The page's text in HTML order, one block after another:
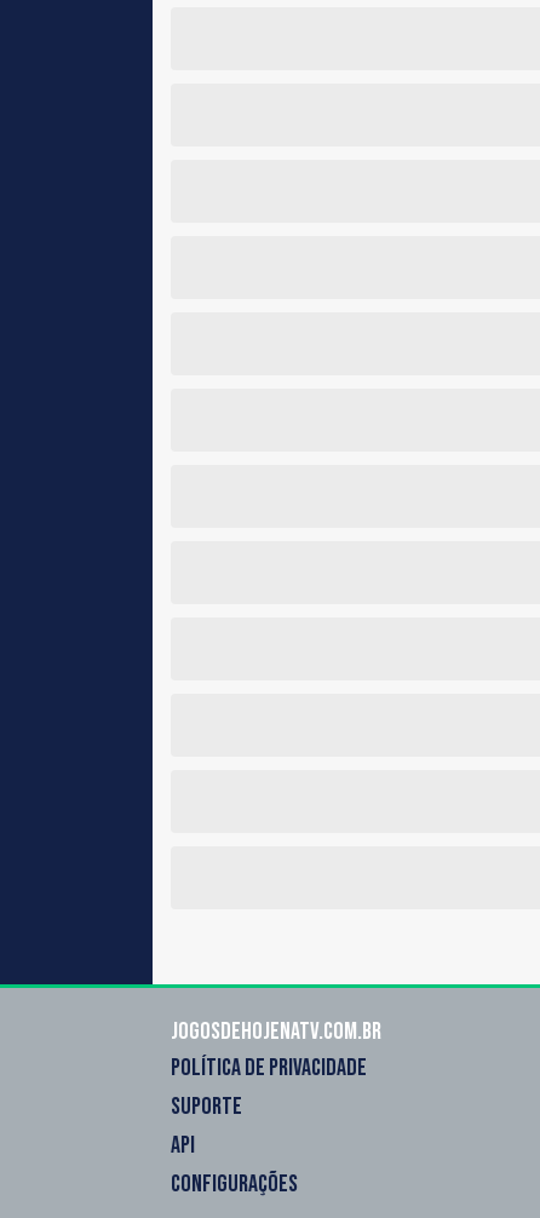
Jogosdehojenatv.com.br
POLÍTICA DE PRIVACIDADE
SUPORTE
API
CONFIGURAÇÕES